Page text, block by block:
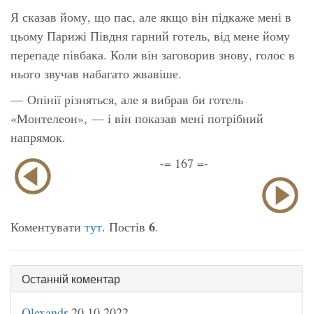
Я сказав йому, що пас, але якщо він підкаже мені в
цьому Парижі Півдня гарний готель, від мене йому
перепаде півбака. Коли він заговорив знову, голос в
нього звучав набагато жвавіше.
— Опінії різняться, але я вибрав би готель
«Монтелеон», — і він показав мені потрібний
напрямок.
-= 167 =-
Коментувати тут. Постів 6.
Останній коментар